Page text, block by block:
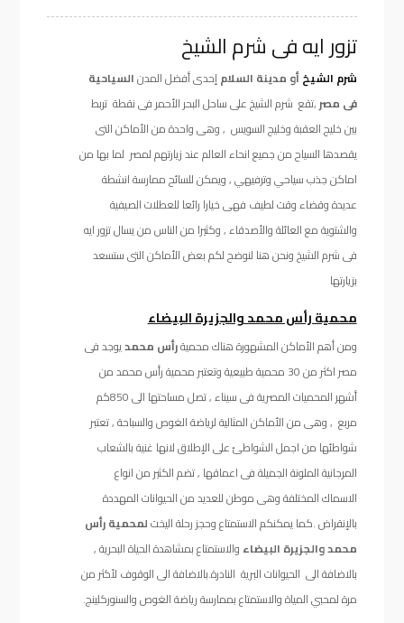
تزور ايه فى شرم الشيخ
شرم الشيخأو مدينة السلامإحدى أفضل المدنالسياحية
فى مصر,تقع شرم الشيخ على ساحل البحر الأحمر فى نقطة تربط
بين خليج العقبة وخليج السويس , وهى واحدة من الأماكن التى
يقصدها السياح من جميع انحاء العالم عند زيارتهم لمصر لما بها من
اماكن جذب سياحي وترفيهي , ويمكن للسائح ممارسة انشطة
عديدة وقضاء وقت لطيف فهى خيارا رائعا للعطلات الصيفية
والشتوية مع العائلة والأصدقاء , وكثيرا من الناس من يسال تزور ايه
فى شرم الشيخ ونحن هنا لنوضح لكم بعض الأماكن التى ستسعد
بزيارتها
محمية رأس محمد والجزيرة البيضاء
ومن أهم الأماكن المشهورة هناك محميةرأس محمديوجد فى
مصر اكثر من 30 محمية طبيعية وتعتبر محمية رأس محمد من
أشهر المحميات المصرية فى سيناء , تصل مساحتها الى 850كم
مربع , وهى من الأماكن المثالية لرياضة الغوص والسباحة , تعتبر
شواطئها من اجمل الشواطئ على الإطلاق لانها غنية بالشعاب
المرجانية الملونة الجميلة فى اعماقها , تضم الكثير من انواع
الاسماك المختلفة وهى موطن للعديد من الحيوانات المهددة
بالإنقراض .كما يمكنكم الاستمتاع وحجز رحلة اليختلمحمية رأس
محمد والجزيرة البيضاء والاستمتاع بمشاهدة الحياة البحرية ,
بالاضافة الى الحيوانات البرية النادرة.بالاضافة الى الوقوف لأكثر من
مرة لمحبي المياة والاستمتاع بممارسة رياضة الغوص والسنوركلينج.